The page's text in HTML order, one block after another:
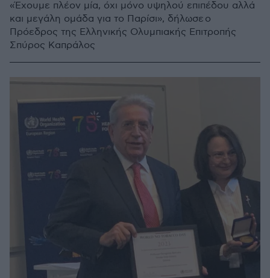
«Έχουμε πλέον μία, όχι μόνο υψηλού επιπέδου αλλά
και μεγάλη ομάδα για το Παρίσι», δήλωσε ο
Πρόεδρος της Ελληνικής Ολυμπιακής Επιτροπής
Σπύρος Καπράλος